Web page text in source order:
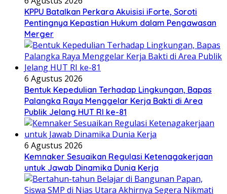
KPPU Batalkan Perkara Akuisisi iForte, Soroti
Pentingnya Kepastian Hukum dalam Pengawasan
Merger
6 Agustus 2026
Bentuk Kepedulian Terhadap Lingkungan, Bapas
Palangka Raya Menggelar Kerja Bakti di Area
Publik Jelang HUT RI ke-81
6 Agustus 2026
Kemnaker Sesuaikan Regulasi Ketenagakerjaan
untuk Jawab Dinamika Dunia Kerja